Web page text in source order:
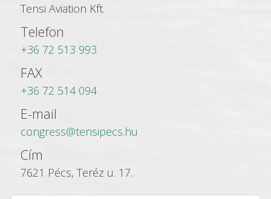
Tensi Aviation Kft.
Telefon
+36 72 513 993
FAX
+36 72 514 094
E-mail
congress@tensipecs.hu
Cím
7621 Pécs, Teréz u. 17.